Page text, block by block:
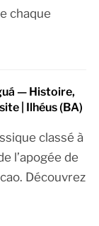
chaque
— Histoire,
| Ilhéus (BA)
classé à
l’apogée de
Découvrez